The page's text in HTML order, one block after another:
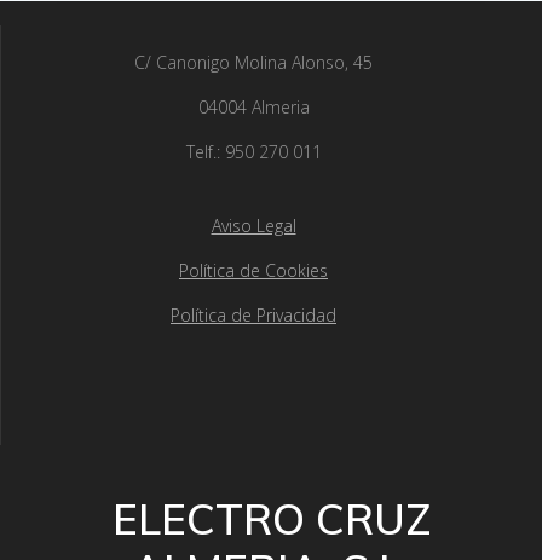
C/ Canonigo Molina Alonso, 45
04004 Almeria
Telf.: 950 270 011
Aviso Legal
Política de Cookies
Política de Privacidad
ELECTRO CRUZ